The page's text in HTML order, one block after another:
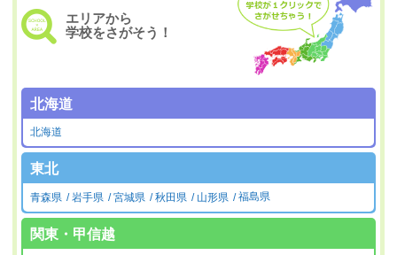
エリアから
学校をさがそう！
北海道
北海道
東北
青森県 岩手県 宮城県 秋田県 山形県 福島県
関東・甲信越